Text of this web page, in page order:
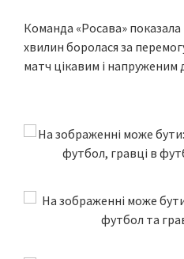
Команда «Росава» показала
хвилин боролася за
матч цікавим і напруженим